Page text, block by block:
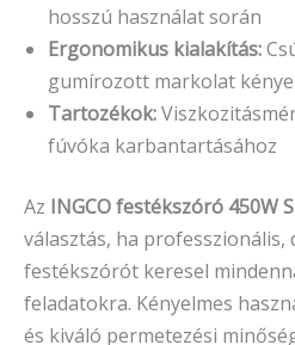
hosszú használat során
Ergonomikus kialakítás:
gumírozott markolat
Tartozékok:
fúvóka karbantartásához
Az INGCO festékszóró 450W
választás, ha professzionális,
festékszórót keresel
feladatokra. Kényelmes
és kiváló permetezési